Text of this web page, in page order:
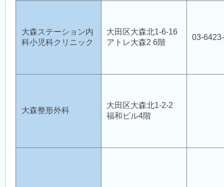
大森ステーション内
科小児科クリニック
大田区大森北1-6-16
アトレ大森2 6階
03-
大森整形外科
大田区大森北1-2-2
福和ビル4階